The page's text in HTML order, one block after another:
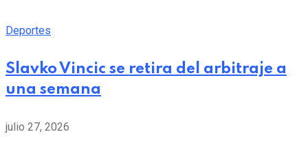
Deportes
Slavko Vincic se retira del arbitraje a
una semana
julio 27, 2026